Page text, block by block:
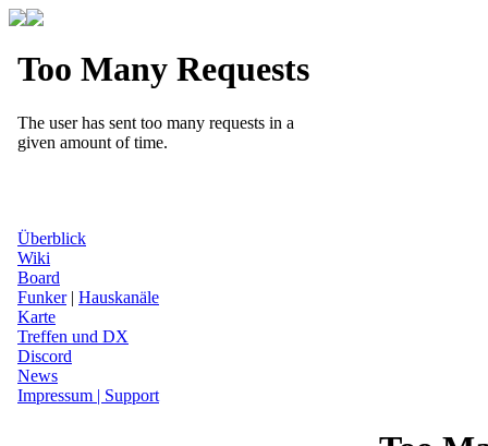
Überblick
Wiki
Board
Funker| Hauskanäle
Karte
Treffen und DX
Discord
News
Impressum | Support